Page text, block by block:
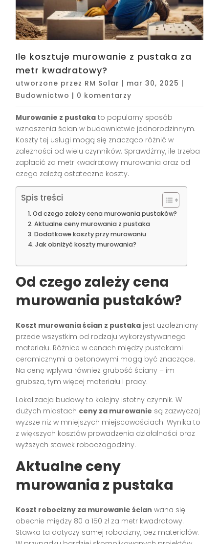
Ile kosztuje murowanie z pustaka za
metr kwadratowy?
utworzone przez RM Solar | mar 30, 2025 |
Budownictwo | 0 komentarzy
Murowanie z pustaka to popularny sposób
wznoszenia ścian w budownictwie jednorodzinnym.
Koszty tej usługi mogą się znacząco różnić w
zależności od wielu czynników. Sprawdźmy, ile trzeba
zapłacić za metr kwadratowy murowania oraz od
czego zależą ostateczne koszty.
Spis treści
Od czego zależy cena murowania pustaków?
Aktualne ceny murowania z pustaka
Dodatkowe koszty przy murowaniu
Jak obniżyć koszty murowania?
Od czego zależy cena
murowania pustaków?
Koszt murowania ścian z pustaka jest uzależniony
przede wszystkim od rodzaju wykorzystywanego
materiału. Różnice w cenach między pustakami
ceramicznymi a betonowymi mogą być znaczące.
Na cenę wpływa również grubość ściany – im
grubsza, tym więcej materiału i pracy.
Lokalizacja budowy to kolejny istotny czynnik. W
dużych miastach ceny za murowanie są zazwyczaj
wyższe niż w mniejszych miejscowościach. Wynika to
z większych kosztów prowadzenia działalności oraz
wyższych stawek roboczogodziny.
Aktualne ceny
murowania z pustaka
Koszt robocizny za murowanie ścian waha się
obecnie między 80 a 150 zł za metr kwadratowy.
Stawka ta dotyczy samej robocizny, bez materiałów.